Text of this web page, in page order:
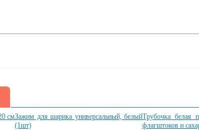
смЗажим для шарика универсальный, белый
(1шт)
Трубочка белая
флагштоков и